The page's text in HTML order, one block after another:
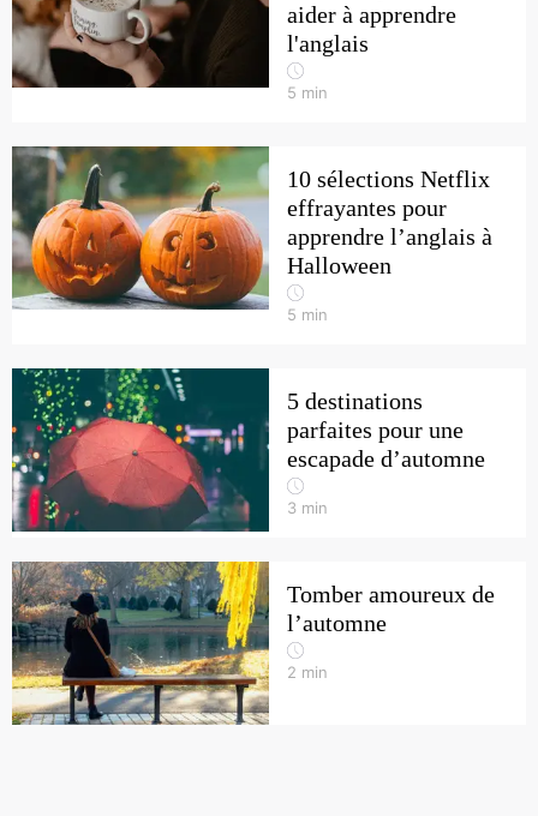
aider à apprendre
l'anglais
5 min
10 sélections Netflix
effrayantes pour
apprendre l’anglais à
Halloween
5 min
5 destinations
parfaites pour une
escapade d’automne
3 min
Tomber amoureux de
l’automne
2 min